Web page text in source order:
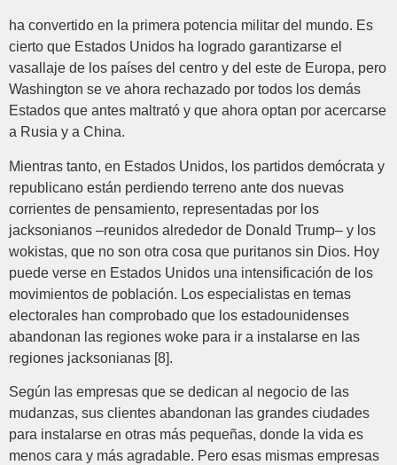
ha convertido en la primera potencia militar del mundo. Es
cierto que Estados Unidos ha logrado garantizarse el
vasallaje de los países del centro y del este de Europa, pero
Washington se ve ahora rechazado por todos los demás
Estados que antes maltrató y que ahora optan por acercarse
a Rusia y a China.
Mientras tanto, en Estados Unidos, los partidos demócrata y
republicano están perdiendo terreno ante dos nuevas
corrientes de pensamiento, representadas por los
jacksonianos –reunidos alrededor de Donald Trump– y los
wokistas, que no son otra cosa que puritanos sin Dios. Hoy
puede verse en Estados Unidos una intensificación de los
movimientos de población. Los especialistas en temas
electorales han comprobado que los estadounidenses
abandonan las regiones woke para ir a instalarse en las
regiones jacksonianas [8].
Según las empresas que se dedican al negocio de las
mudanzas, sus clientes abandonan las grandes ciudades
para instalarse en otras más pequeñas, donde la vida es
menos cara y más agradable. Pero esas mismas empresas